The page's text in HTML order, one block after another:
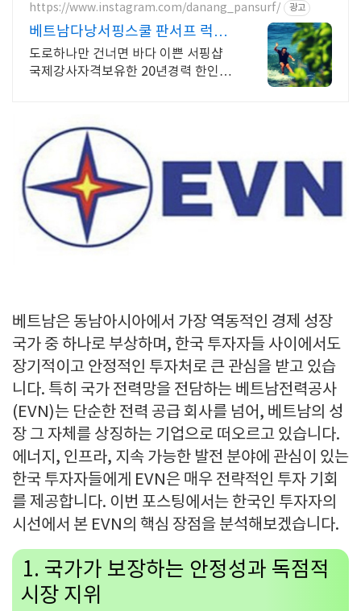
https://www.instagram.com/danang_pansurf/ 광고
베트남다낭서핑스쿨 판서프 럭셔
리서핑샵
도로하나만 건너면 바다 이쁜 서핑샵
국제강사자격보유한 20년경력 한인강
베트남은 동남아시아에서 가장 역동적인 경제 성장
국가 중 하나로 부상하며, 한국 투자자들 사이에서도
장기적이고 안정적인 투자처로 큰 관심을 받고 있습
니다. 특히 국가 전력망을 전담하는 베트남전력공사
(EVN)는 단순한 전력 공급 회사를 넘어, 베트남의 성
장 그 자체를 상징하는 기업으로 떠오르고 있습니다.
에너지 , 인프라, 지속 가능한 발전 분야에 관심이 있는
한국 투자자들에게 EVN은 매우 전략적인 투자 기회
를 제공합니다. 이번 포스팅에서는 한국인 투자자의
시선에서 본 EVN의 핵심 장점을 분석해보겠습니다.
1. 국가가 보장하는 안정성과 독점적
시장 지위